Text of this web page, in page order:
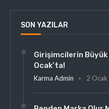
SON YAZILAR
Girişimcilerin
Ocak’ta!
Karma Admin 2